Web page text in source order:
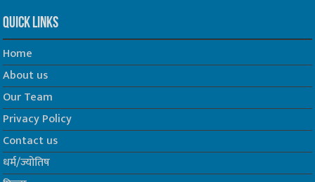
Quick Links
Home
About us
Our Team
Privacy Policy
Contact us
धर्म/ज्योतिष